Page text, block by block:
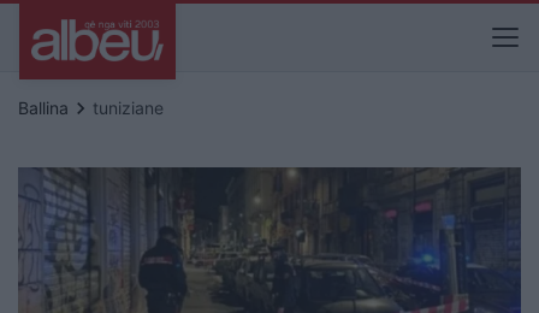
Ballina keyboard_arrow_right tuniziane